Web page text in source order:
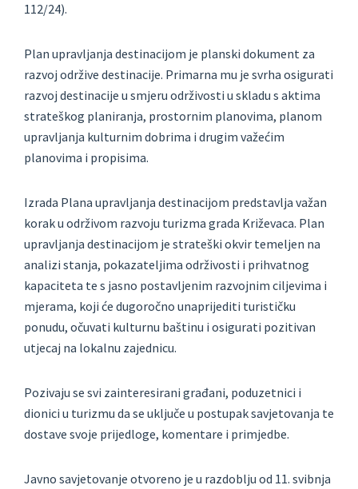
112/24).
Plan upravljanja destinacijom je planski dokument za
razvoj održive destinacije. Primarna mu je svrha osigurati
razvoj destinacije u smjeru održivosti u skladu s aktima
strateškog planiranja, prostornim planovima, planom
upravljanja kulturnim dobrima i drugim važećim
planovima i propisima.
Izrada Plana upravljanja destinacijom predstavlja važan
korak u održivom razvoju turizma grada Križevaca. Plan
upravljanja destinacijom je strateški okvir temeljen na
analizi stanja, pokazateljima održivosti i prihvatnog
kapaciteta te s jasno postavljenim razvojnim ciljevima i
mjerama, koji će dugoročno unaprijediti turističku
ponudu, očuvati kulturnu baštinu i osigurati pozitivan
utjecaj na lokalnu zajednicu.
Pozivaju se svi zainteresirani građani, poduzetnici i
dionici u turizmu da se uključe u postupak savjetovanja te
dostave svoje prijedloge, komentare i primjedbe.
Javno savjetovanje otvoreno je u razdoblju od 11. svibnja